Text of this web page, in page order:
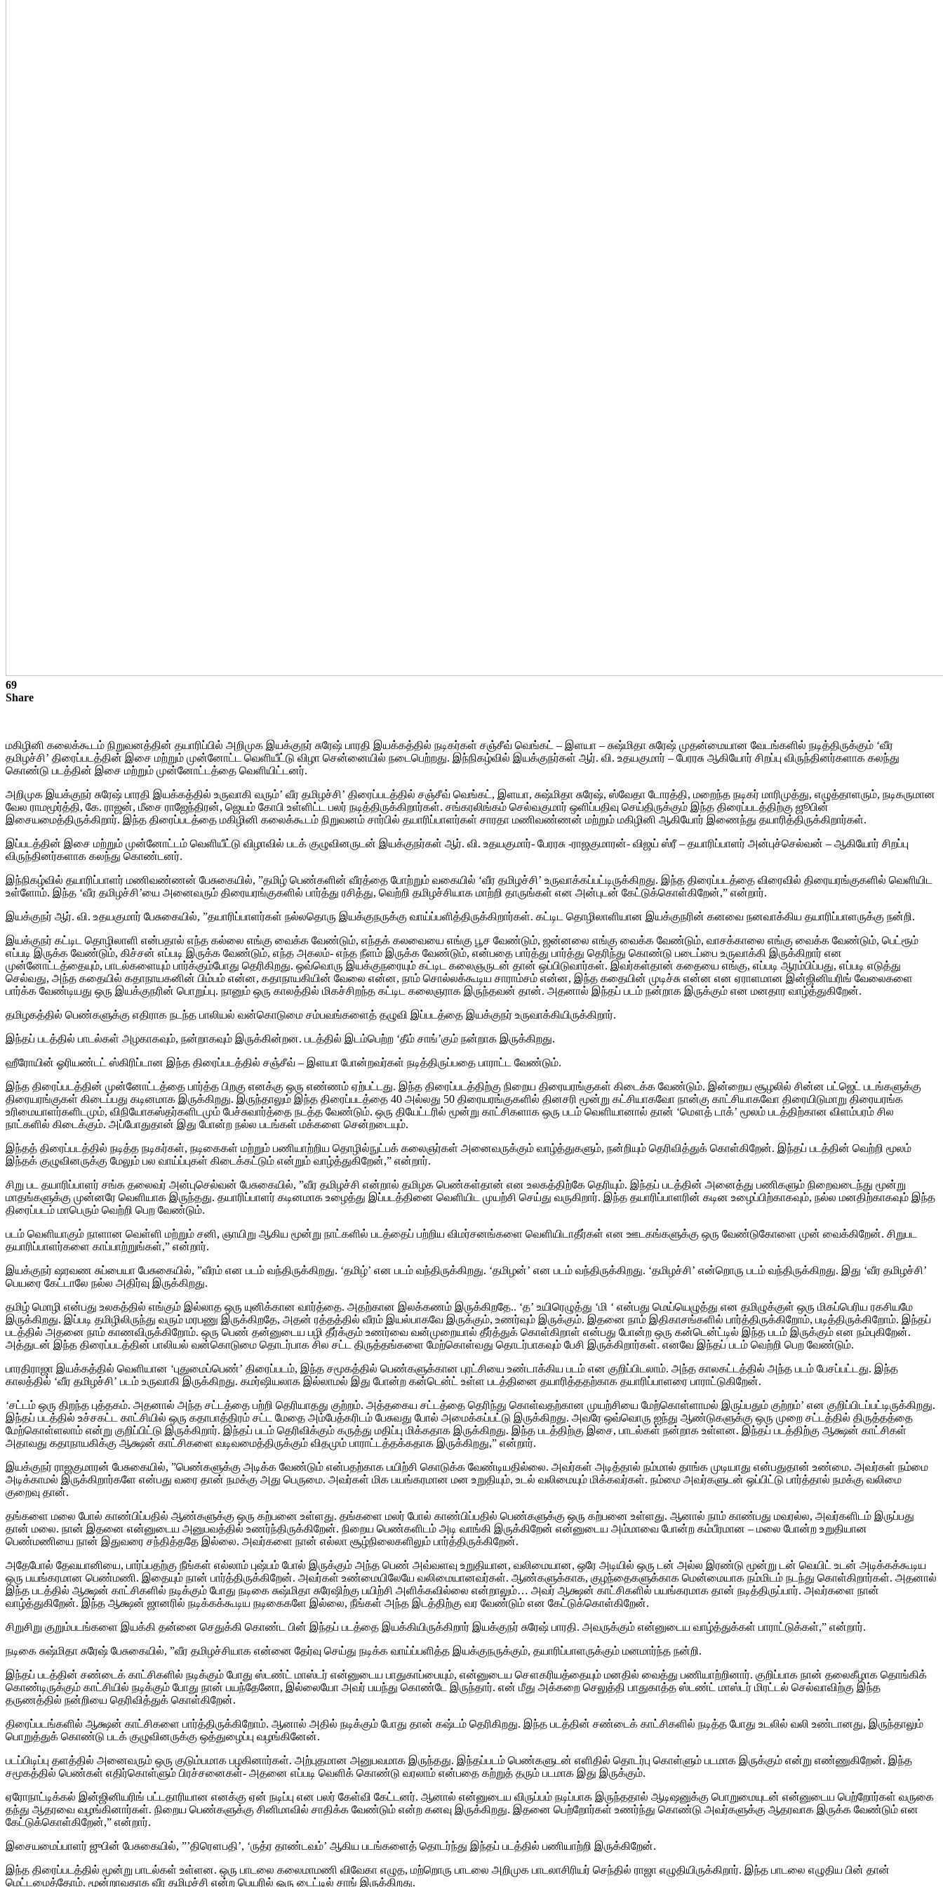
69
Share
மகிழினி கலைக்கூடம் நிறுவனத்தின் தயாரிப்பில் அறிமுக இயக்குநர் சுரேஷ் பாரதி இயக்கத்தில் நடிகர்கள் சஞ்சீவ் வெங்கட் – இளயா – சுஷ்மிதா சுரேஷ் முதன்மையான வேடங்களில் நடித்திருக்கும் ‘வீர
தமிழச்சி’ திரைப்படத்தின் இசை மற்றும் முன்னோட்ட வெளியீட்டு விழா சென்னையில் நடைபெற்றது. இந்நிகழ்வில் இயக்குநர்கள் ஆர். வி. உதயகுமார் – பேரரசு ஆகியோர் சிறப்பு விருந்தினர்களாக கலந்து
கொண்டு படத்தின் இசை மற்றும் முன்னோட்டத்தை வெளியிட்டனர்.
அறிமுக இயக்குநர் சுரேஷ் பாரதி இயக்கத்தில் உருவாகி வரும்’ வீர தமிழச்சி’ திரைப்படத்தில் சஞ்சீவ் வெங்கட், இளயா, சுஷ்மிதா சுரேஷ், ஸ்வேதா டோரத்தி, மறைந்த நடிகர் மாரிமுத்து, எழுத்தாளரும், நடிகருமான
வேல ராமமூர்த்தி, கே. ராஜன், மீசை ராஜேந்திரன், ஜெயம் கோபி உள்ளிட்ட பலர் நடித்திருக்கிறார்கள். சங்கரலிங்கம் செல்வகுமார் ஒளிப்பதிவு செய்திருக்கும் இந்த திரைப்படத்திற்கு ஜூபின்
இசையமைத்திருக்கிறார். இந்த திரைப்படத்தை மகிழினி கலைக்கூடம் நிறுவனம் சார்பில் தயாரிப்பாளர்கள் சாரதா மணிவண்ணன் மற்றும் மகிழினி ஆகியோர் இணைந்து தயாரித்திருக்கிறார்கள்.
இப்படத்தின் இசை மற்றும் முன்னோட்டம் வெளியீட்டு விழாவில் படக் குழுவினருடன் இயக்குநர்கள் ஆர். வி. உதயகுமார்- பேரரசு -ராஜகுமாரன்- விஜய் ஸ்ரீ – தயாரிப்பாளர் அன்புச்செல்வன் – ஆகியோர் சிறப்பு
விருந்தினர்களாக கலந்து கொண்டனர்.
இந்நிகழ்வில் தயாரிப்பாளர் மணிவண்ணன் பேசுகையில், ”தமிழ் பெண்களின் வீரத்தை போற்றும் வகையில் ‘வீர தமிழச்சி’ உருவாக்கப்பட்டிருக்கிறது. இந்த திரைப்படத்தை விரைவில் திரையரங்குகளில் வெளியிட
உள்ளோம். இந்த ‘வீர தமிழச்சி’யை அனைவரும் திரையரங்குகளில் பார்த்து ரசித்து, வெற்றி தமிழச்சியாக மாற்றி தாருங்கள் என அன்புடன் கேட்டுக்கொள்கிறேன்,” என்றார்.
இயக்குநர் ஆர். வி. உதயகுமார் பேசுகையில், ”தயாரிப்பாளர்கள் நல்லதொரு இயக்குநருக்கு வாய்ப்பளித்திருக்கிறார்கள். கட்டிட தொழிலாளியான இயக்குநரின் கனவை நனவாக்கிய தயாரிப்பாளருக்கு நன்றி.
இயக்குநர் கட்டிட தொழிலாளி என்பதால் எந்த கல்லை எங்கு வைக்க வேண்டும், எந்தக் கலவையை எங்கு பூச வேண்டும், ஜன்னலை எங்கு வைக்க வேண்டும், வாசக்காலை எங்கு வைக்க வேண்டும், பெட்ரூம்
எப்படி இருக்க வேண்டும், கிச்சன் எப்படி இருக்க வேண்டும், எந்த அகலம்- எந்த நீளம் இருக்க வேண்டும், என்பதை பார்த்து பார்த்து தெரிந்து கொண்டு படைப்பை உருவாக்கி இருக்கிறார் என
முன்னோட்டத்தையும், பாடல்களையும் பார்க்கும்போது தெரிகிறது. ஒவ்வொரு இயக்குநரையும் கட்டிட கலைஞருடன் தான் ஒப்பிடுவார்கள். இவர்கள்தான் கதையை எங்கு, எப்படி ஆரம்பிப்பது, எப்படி எடுத்து
செல்வது, அந்த கதையில் கதாநாயகனின் பிம்பம் என்ன, கதாநாயகியின் வேலை என்ன, நாம் சொல்லக்கூடிய சாராம்சம் என்ன, இந்த கதையின் முடிச்சு என்ன என ஏராளமான இன்ஜினியரிங் வேலைகளை
பார்க்க வேண்டியது ஒரு இயக்குநரின் பொறுப்பு. நானும் ஒரு காலத்தில் மிகச்சிறந்த கட்டிட கலைஞராக இருந்தவன் தான். அதனால் இந்தப் படம் நன்றாக இருக்கும் என மனதார வாழ்த்துகிறேன்.
தமிழகத்தில் பெண்களுக்கு எதிராக நடந்த பாலியல் வன்கொடுமை சம்பவங்களைத் தழுவி இப்படத்தை இயக்குநர் உருவாக்கியிருக்கிறார்.
இந்தப் படத்தில் பாடல்கள் அழகாகவும், நன்றாகவும் இருக்கின்றன. படத்தில் இடம்பெற்ற ‘தீம் சாங்’கும் நன்றாக இருக்கிறது.
ஹீரோயின் ஓரியண்டட் ஸ்கிரிப்டான இந்த திரைப்படத்தில் சஞ்சீவ் – இளயா போன்றவர்கள் நடித்திருப்பதை பாராட்ட வேண்டும்.
இந்த திரைப்படத்தின் முன்னோட்டத்தை பார்த்த பிறகு எனக்கு ஒரு எண்ணம் ஏற்பட்டது. இந்த திரைப்படத்திற்கு நிறைய திரையரங்குகள் கிடைக்க வேண்டும். இன்றைய சூழலில் சின்ன பட்ஜெட் படங்களுக்கு
திரையரங்குகள் கிடைப்பது கடினமாக இருக்கிறது. இருந்தாலும் இந்த திரைப்படத்தை 40 அல்லது 50 திரையரங்குகளில் தினசரி மூன்று கட்சியாகவோ நான்கு காட்சியாகவோ திரையிடுமாறு திரையரங்க
உரிமையாளர்களிடமும், விநியோகஸ்தர்களிடமும் பேச்சுவார்த்தை நடத்த வேண்டும். ஒரு தியேட்டரில் மூன்று காட்சிகளாக ஒரு படம் வெளியானால் தான் ‘மௌத் டாக்’ மூலம் படத்திற்கான விளம்பரம் சில
நாட்களில் கிடைக்கும்.‌ அப்போதுதான் இது போன்ற நல்ல படங்கள் மக்களை சென்றடையும்.
இந்தத் திரைப்படத்தில் நடித்த நடிகர்கள், நடிகைகள் மற்றும் பணியாற்றிய தொழில்நுட்பக் கலைஞர்கள் அனைவருக்கும் வாழ்த்துகளும், நன்றியும் தெரிவித்துக் கொள்கிறேன். இந்தப் படத்தின் வெற்றி மூலம்
இந்தக் குழுவினருக்கு மேலும் பல வாய்ப்புகள் கிடைக்கட்டும் என்றும் வாழ்த்துகிறேன்,” என்றார்.
சிறு பட தயாரிப்பாளர் சங்க தலைவர் அன்புசெல்வன் பேசுகையில், ”வீர தமிழச்சி என்றால் தமிழக பெண்கள்தான் என உலகத்திற்கே தெரியும். இந்தப் படத்தின் அனைத்து பணிகளும் நிறைவடைந்து மூன்று
மாதங்களுக்கு முன்னரே வெளியாக இருந்தது. தயாரிப்பாளர் கடினமாக உழைத்து இப்படத்தினை வெளியிட முயற்சி செய்து வருகிறார். இந்த தயாரிப்பாளரின் கடின உழைப்பிற்காகவும், நல்ல மனதிற்காகவும் இந்த
திரைப்படம் மாபெரும் வெற்றி பெற வேண்டும்.
படம் வெளியாகும் நாளான வெள்ளி மற்றும் சனி, ஞாயிறு ஆகிய மூன்று நாட்களில் படத்தைப் பற்றிய விமர்சனங்களை வெளியிடாதீர்கள் என ஊடகங்களுக்கு ஒரு வேண்டுகோளை முன் வைக்கிறேன்.‌ சிறுபட
தயாரிப்பாளர்களை காப்பாற்றுங்கள்,” என்றார்.
இயக்குநர் ஷரவண சுப்பையா பேசுகையில், ”வீரம் என படம் வந்திருக்கிறது. ‘தமிழ்’ என படம் வந்திருக்கிறது. ‘தமிழன்’ என படம் வந்திருக்கிறது. ‘தமிழச்சி’ என்றொரு படம் வந்திருக்கிறது. இது ‘வீர தமிழச்சி’
பெயரை கேட்டாலே நல்ல அதிர்வு இருக்கிறது.
தமிழ் மொழி என்பது உலகத்தில் எங்கும் இல்லாத ஒரு யுனிக்கான வார்த்தை. அதற்கான இலக்கணம் இருக்கிறதே.. ‘த’ உயிரெழுத்து ‘மி ‘ என்பது மெய்யெழுத்து என தமிழுக்குள் ஒரு மிகப்பெரிய ரகசியமே
இருக்கிறது. இப்படி தமிழிலிருந்து வரும் மரபணு இருக்கிறதே, அதன் ரத்தத்தில் வீரம் இயல்பாகவே இருக்கும், உணர்வும் இருக்கும். இதனை நாம் இதிகாசங்களில் பார்த்திருக்கிறோம், படித்திருக்கிறோம். இந்தப்
படத்தில் அதனை நாம் காணவிருக்கிறோம். ஒரு பெண் தன்னுடைய பழி தீர்க்கும் உணர்வை வன்முறையால் தீர்த்துக் கொள்கிறாள் என்பது போன்ற ஒரு கன்டென்ட்டில் இந்த படம் இருக்கும் என நம்புகிறேன்.
அத்துடன் இந்த திரைப்படத்தின் பாலியல் வன்கொடுமை தொடர்பாக சில சட்ட திருத்தங்களை மேற்கொள்வது தொடர்பாகவும் பேசி இருக்கிறார்கள். எனவே இந்தப் படம் வெற்றி பெற வேண்டும்.
பாரதிராஜா இயக்கத்தில் வெளியான ‘புதுமைப்பெண்’ திரைப்படம், இந்த சமூகத்தில் பெண்களுக்கான புரட்சியை உண்டாக்கிய படம் என குறிப்பிடலாம். அந்த காலகட்டத்தில் அந்த படம் பேசப்பட்டது. இந்த
காலத்தில் ‘வீர தமிழச்சி’ படம் உருவாகி இருக்கிறது. கமர்ஷியலாக இல்லாமல் இது போன்ற கன்டென்ட் உள்ள படத்தினை தயாரித்ததற்காக தயாரிப்பாளரை பாராட்டுகிறேன்.
‘சட்டம் ஒரு திறந்த புத்தகம். அதனால் அந்த சட்டத்தை பற்றி தெரியாதது குற்றம். அத்தகைய சட்டத்தை தெரிந்து கொள்வதற்கான முயற்சியை மேற்கொள்ளாமல் இருப்பதும் குற்றம்’ என குறிப்பிடப்பட்டிருக்கிறது.
இந்தப் படத்தில் உச்சகட்ட காட்சியில் ஒரு கதாபாத்திரம் சட்ட மேதை அம்பேத்கரிடம் பேசுவது போல் அமைக்கப்பட்டு இருக்கிறது. அவரே ஒவ்வொரு ஐந்து ஆண்டுகளுக்கு ஒரு முறை சட்டத்தில் திருத்தத்தை
மேற்கொள்ளலாம் என்று குறிப்பிட்டு இருக்கிறார். இந்தப் படம் தெரிவிக்கும் கருத்து மதிப்பு மிக்கதாக இருக்கிறது. இந்த படத்திற்கு இசை, பாடல்கள் நன்றாக உள்ளன. இந்தப் படத்திற்கு ஆக்ஷன் காட்சிகள்
அதாவது கதாநாயகிக்கு ஆக்ஷன் காட்சிகளை வடிவமைத்திருக்கும் விதமும் பாராட்டத்தக்கதாக இருக்கிறது,” என்றார்.
இயக்குநர் ராஜகுமாரன் பேசுகையில், ”பெண்களுக்கு அடிக்க வேண்டும் என்பதற்காக பயிற்சி கொடுக்க வேண்டியதில்லை. அவர்கள் அடித்தால் நம்மால் தாங்க முடியாது என்பதுதான் உண்மை. அவர்கள் நம்மை
அடிக்காமல் இருக்கிறார்களே என்பது வரை தான் நமக்கு அது பெருமை. அவர்கள் மிக பயங்கரமான மன உறுதியும், உடல் வலிமையும் மிக்கவர்கள். நம்மை அவர்களுடன் ஒப்பிட்டு பார்த்தால் நமக்கு வலிமை
குறைவு தான்.
தங்களை மலை போல் காண்பிப்பதில் ஆண்களுக்கு ஒரு கற்பனை உள்ளது. தங்களை மலர் போல் காண்பிப்பதில் பெண்களுக்கு ஒரு கற்பனை உள்ளது. ஆனால் நாம் காண்பது மவரல்ல, அவர்களிடம் இருப்பது
தான் மலை. நான் இதனை என்னுடைய அனுபவத்தில் உணர்ந்திருக்கிறேன். நிறைய பெண்களிடம் அடி வாங்கி இருக்கிறேன் என்னுடைய அம்மாவை போன்ற கம்பீரமான – மலை போன்ற உறுதியான
பெண்மணியை நான் இதுவரை சந்தித்ததே இல்லை. அவர்களை நான் எல்லா சூழ்நிலைகளிலும் பார்த்திருக்கிறேன்.
அதேபோல் தேவயானியை, பார்ப்பதற்கு நீங்கள் எல்லாம் புஷ்பம் போல் இருக்கும் அந்த பெண் அவ்வளவு உறுதியான, வலிமையான, ஒரே அடியில் ஒரு டன் அல்ல இரண்டு மூன்று டன் வெயிட் உடன் அடிக்கக்கூடிய
ஒரு பயங்கரமான பெண்மணி. இதையும் நான் பார்த்திருக்கிறேன். அவர்கள் உண்மையிலேயே வலிமையானவர்கள். ஆண்களுக்காக, குழந்தைகளுக்காக மென்மையாக நம்மிடம் நடந்து கொள்கிறார்கள். அதனால்
இந்த படத்தில் ஆக்ஷன் காட்சிகளில் நடிக்கும் போது நடிகை சுஷ்மிதா சுரேஷிற்கு பயிற்சி அளிக்கவில்லை என்றாலும்… அவர் ஆக்ஷன் காட்சிகளில் பயங்கரமாக தான் நடித்திருப்பார். அவர்களை நான்
வாழ்த்துகிறேன். இந்த ஆக்ஷன் ஜானரில் நடிக்கக்கூடிய நடிகைகளே இல்லை‌, நீங்கள் அந்த இடத்திற்கு வர வேண்டும் என கேட்டுக்கொள்கிறேன்.
சிறுசிறு குறும்படங்களை இயக்கி தன்னை செதுக்கி கொண்ட பின் இந்தப் படத்தை இயக்கியிருக்கிறார் இயக்குநர் சுரேஷ் பாரதி. அவருக்கும் என்னுடைய வாழ்த்துக்கள் பாராட்டுக்கள்,” என்றார்.
நடிகை சுஷ்மிதா சுரேஷ் பேசுகையில், ”வீர தமிழச்சியாக என்னை தேர்வு செய்து நடிக்க வாய்ப்பளித்த இயக்குநருக்கும், தயாரிப்பாளருக்கும் மனமார்ந்த நன்றி.
இந்தப் படத்தின் சண்டைக் காட்சிகளில் நடிக்கும் போது ஸ்டண்ட் மாஸ்டர் என்னுடைய பாதுகாப்பையும், என்னுடைய சௌகரியத்தையும் மனதில் வைத்து பணியாற்றினார். குறிப்பாக நான் தலைகீழாக தொங்கிக்
கொண்டிருக்கும் காட்சியில் நடிக்கும் போது நான் பயந்தேனோ, இல்லையோ அவர் பயந்து கொண்டே இருந்தார். என் மீது அக்கறை செலுத்தி பாதுகாத்த ஸ்டண்ட் மாஸ்டர் மிரட்டல் செல்வாவிற்கு இந்த
தருணத்தில் நன்றியை தெரிவித்துக் கொள்கிறேன்.
திரைப்படங்களில் ஆக்ஷன் காட்சிகளை பார்த்திருக்கிறோம். ஆனால் அதில் நடிக்கும் போது தான் கஷ்டம் தெரிகிறது. இந்த படத்தின் சண்டைக் காட்சிகளில் நடித்த போது உடலில் வலி உண்டானது, இருந்தாலும்
பொறுத்துக் கொண்டு படக் குழுவினருக்கு ஒத்துழைப்பு வழங்கினேன்.
படப்பிடிப்பு தளத்தில் அனைவரும் ஒரு குடும்பமாக பழகினார்கள். அற்புதமான அனுபவமாக இருந்தது. இந்தப்படம் பெண்களுடன் எளிதில் தொடர்பு கொள்ளும் படமாக இருக்கும் என்று எண்ணுகிறேன். இந்த
சமூகத்தில் பெண்கள் எதிர்கொள்ளும் பிரச்சனைகள்- அதனை எப்படி வெளிக் கொண்டு வரலாம் என்பதை கற்றுத் தரும் படமாக இது இருக்கும்.
ஏரோநாட்டிக்கல் இன்ஜினியரிங் பட்டதாரியான எனக்கு ஏன் நடிப்பு என பலர் கேள்வி கேட்டனர். ஆனால் என்னுடைய விருப்பம் நடிப்பாக இருந்ததால் ஆடிஷனுக்கு பொறுமையுடன் என்னுடைய பெற்றோர்கள் வருகை
தந்து ஆதரவை வழங்கினார்கள். நிறைய பெண்களுக்கு சினிமாவில் சாதிக்க வேண்டும் என்ற கனவு இருக்கிறது. இதனை பெற்றோர்கள் உணர்ந்து கொண்டு அவர்களுக்கு ஆதரவாக இருக்க வேண்டும் என
கேட்டுக்கொள்கிறேன்,” என்றார்.
இசையமைப்பாளர் ஜுபின் பேசுகையில், ”’திரௌபதி’, ‘ருத்ர தாண்டவம்’ ஆகிய படங்களைத் தொடர்ந்து இந்தப் படத்தில் பணியாற்றி இருக்கிறேன்.
இந்த திரைப்படத்தில் மூன்று பாடல்கள் உள்ளன. ஒரு பாடலை கலைமாமணி விவேகா எழுத, மற்றொரு பாடலை அறிமுக பாடலாசிரியர் செந்தில் ராஜா எழுதியிருக்கிறார். இந்த பாடலை எழுதிய பின் தான்
மெட்டமைத்தோம். மூன்றாவதாக வீர தமிழச்சி என்ற பெயரில் ஒரு டைட்டில் சாங் இருக்கிறது.